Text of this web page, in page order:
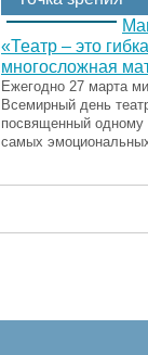
«Театр – это
многосложная
Ежегодно 27 марта
Всемирный день
посвященный одному
самых